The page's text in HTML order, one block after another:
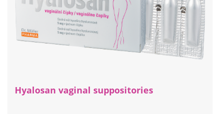
Hyalosan vaginal suppositories